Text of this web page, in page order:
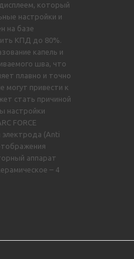
который
настройки и
на базе
КПД до 80%.
капель и
шва, что
плавно и точно
могут привести к
стать причиной
настройки
FORCE
электрода (Anti
аппарат
– 4